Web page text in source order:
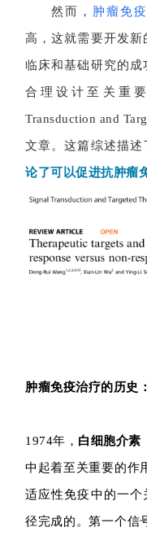
然而， 肿瘤免
高，这就需要开发
临床和基础研究的
合理设计至关重要
Transduction and
文章。这篇综述描述
论了可以促进抗肿瘤
肿瘤免疫治疗的历史：
1974年， 白细胞介素
中起着至关重要的作
适应性免疫中的一
径完成的。第一个信